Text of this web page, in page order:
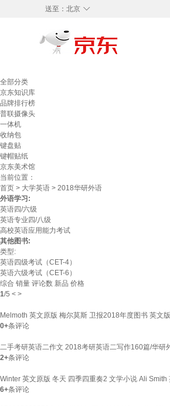
◇
送至： 北京
全部分类
京东知识库
品牌排行榜
普联摄像头
一体机
收纳包
键盘贴
键帽贴纸
京东美术馆
当前位置：
首页 > 大学英语 > 2018华研外语
外语学习:
英语四/六级
英语专业四/八级
高校英语应用能力考试
其他图书:
类型:
英语四级考试（CET-4）
英语六级考试（CET-6）
综合 销量 评论数 新品 价格
1/5 < >
Melmoth 英文原版 梅尔莫斯 卫报2018年度图书 英文
0+条评论
二手考研英语二作文 2018考研英语二写作160篇/华研
2+条评论
Winter 英文原版 冬天 四季四重奏2 文学小说 Ali
6+条评论